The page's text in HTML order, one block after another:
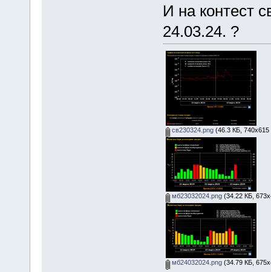
И на контест
24.03.24. ?
св230324.png(46.3 КБ, 740x615
мб23032024.png(34.22 КБ,
мб24032024.png(34.79 КБ,